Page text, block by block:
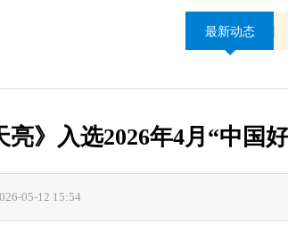
最新动态
》入选2026年4月“中国
05-12 15:54